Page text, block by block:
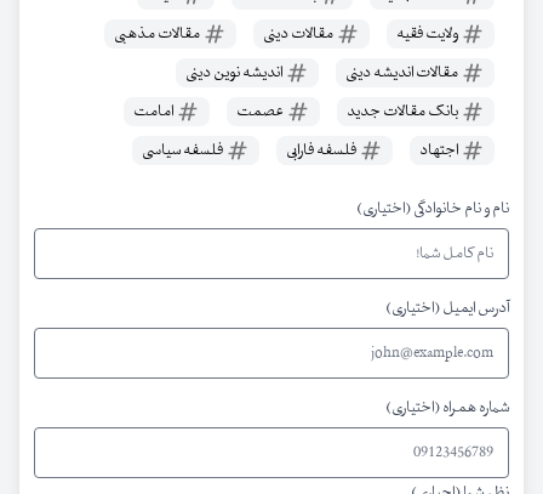
ولایت فقیه
مقالات دینی
مقالات مذهبی
مقالات اندیشه دینی
اندیشه نوین دینی
بانک مقالات جدید
عصمت
امامت
اجتهاد
فلسفه فارابی فلسفه سیاسی
نام و نام خانوادگی (اختیاری)
آدرس ایمیل (اختیاری)
شماره همراه (اختیاری)